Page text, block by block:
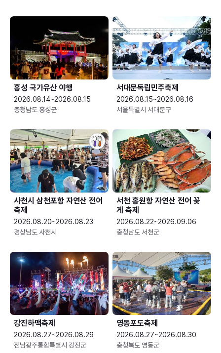
홍성 국가유산 야행
2026.08.14~2026.08.15
충청남도 홍성군
서대문독립민주축제
2026.08.15~2026.08.16
서울특별시 서대문구
사천시 삼천포항 자연산 전어
축제
2026.08.20~2026.08.23
경상남도 사천시
서천 홍원항 자연산 전어 꽃
게 축제
2026.08.22~2026.09.06
충청남도 서천군
강진하맥축제
2026.08.27~2026.08.29
전남광주통합특별시 강진군
영동포도축제
2026.08.27~2026.08.30
충청북도 영동군